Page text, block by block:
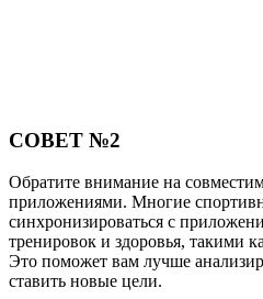
СОВЕТ №2
Обратите внимание на
приложениями. Многие
синхронизироваться с
тренировок и здоровья, такими
Это поможет вам лучше
ставить новые цели.